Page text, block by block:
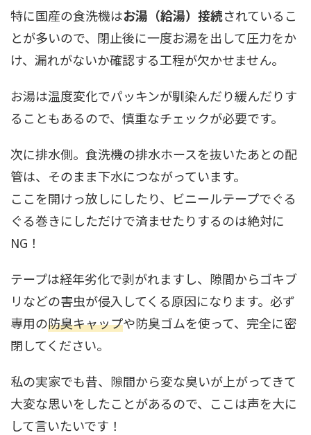
特に国産の食洗機はお湯（給湯）接続されているこ
とが多いので、閉止後に一度お湯を出して圧力をか
け、漏れがないか確認する工程が欠かせません。
お湯は温度変化でパッキンが馴染んだり緩んだりす
ることもあるので、慎重なチェックが必要です。
次に排水側。食洗機の排水ホースを抜いたあとの配
管は、そのまま下水につながっています。
ここを開けっ放しにしたり、ビニールテープでぐる
ぐる巻きにしただけで済ませたりするのは絶対に
NG！
テープは経年劣化で剥がれますし、隙間からゴキブ
リなどの害虫が侵入してくる原因になります。必ず
専用の防臭キャップや防臭ゴムを使って、完全に密
閉してください。
私の実家でも昔、隙間から変な臭いが上がってきて
大変な思いをしたことがあるので、ここは声を大に
して言いたいです！